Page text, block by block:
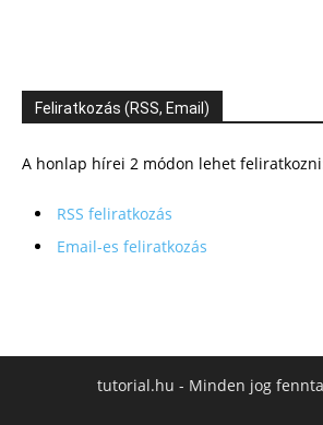
Feliratkozás (RSS, Email)
A honlap hírei 2 módon lehet
RSS feliratkozás
Email-es feliratkozás
tutorial.hu - Minden jog